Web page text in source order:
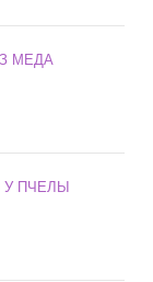
МЕДА
У ПЧЕЛЫ